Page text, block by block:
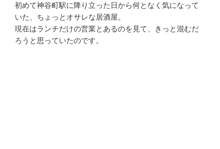
初めて神谷町駅に降り立った日から何となく気になって
いた、ちょっとオサレな居酒屋。
現在はランチだけの営業とあるのを見て、きっと混むだ
ろうと思っていたのです。